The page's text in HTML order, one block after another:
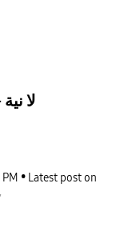
Latest post on